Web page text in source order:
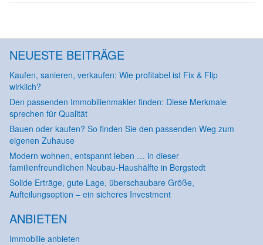
NEUESTE BEITRÄGE
Kaufen, sanieren, verkaufen: Wie profitabel ist Fix & Flip
wirklich?
Den passenden Immobilienmakler finden: Diese Merkmale
sprechen für Qualität
Bauen oder kaufen? So finden Sie den passenden Weg zum
eigenen Zuhause
Modern wohnen, entspannt leben … in dieser
familienfreundlichen Neubau-Haushälfte in Bergstedt
Solide Erträge, gute Lage, überschaubare Größe,
Aufteilungsoption – ein sicheres Investment
ANBIETEN
Immobilie anbieten